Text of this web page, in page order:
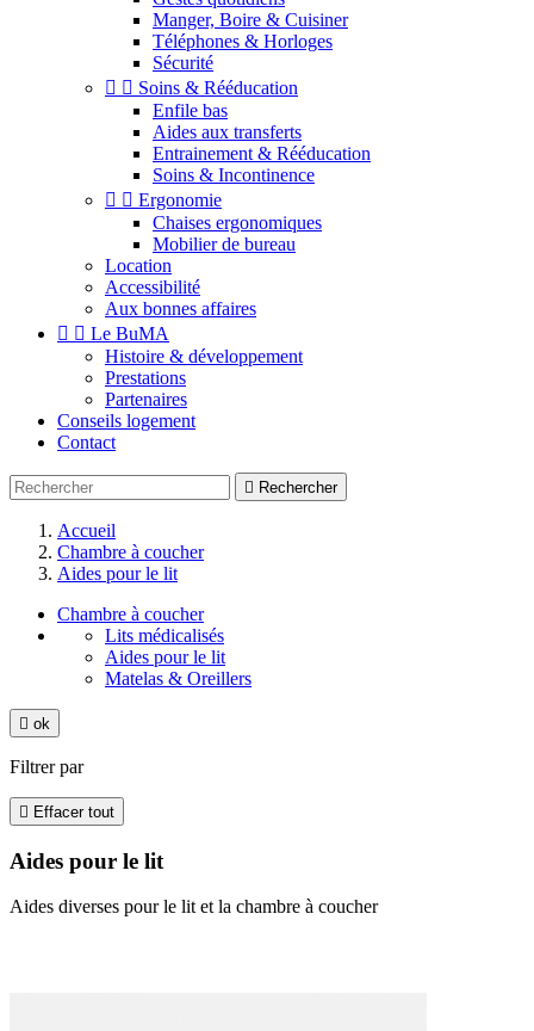
Manger, Boire & Cuisiner
Téléphones & Horloges
Sécurité
  Soins & Rééducation
Enfile bas
Aides aux transferts
Entrainement & Rééducation
Soins & Incontinence
  Ergonomie
Chaises ergonomiques
Mobilier de bureau
Location
Accessibilité
Aux bonnes affaires
  Le BuMA
Histoire & développement
Prestations
Partenaires
Conseils logement
Contact
 Rechercher
Accueil
Chambre à coucher
Aides pour le lit
Chambre à coucher
Lits médicalisés
Aides pour le lit
Matelas & Oreillers
 ok
Filtrer par
 Effacer tout
Aides pour le lit
Aides diverses pour le lit et la chambre à coucher